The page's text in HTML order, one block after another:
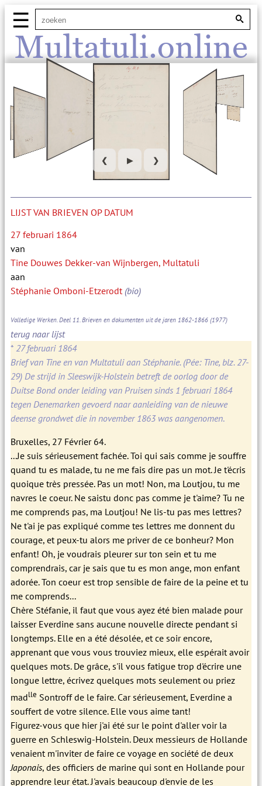
Multatuli.online
☰
❮ ▶ ❯
LIJST VAN BRIEVEN OP DATUM
27 februari 1864
van
Tine Douwes Dekker-van Wijnbergen, Multatuli
aan
Stéphanie Omboni-Etzerodt (bio)
Volledige Werken. Deel 11. Brieven en dokumenten uit de jaren 1862-1866 (1977)
terug naar lijst
* 27 februari 1864
Brief van Tine en van Multatuli aan Stéphanie. (Pée: Tine, blz. 27-
29) De strijd in Sleeswijk-Holstein betreft de oorlog door de
Duitse Bond onder leiding van Pruisen sinds 1 februari 1864
tegen Denemarken gevoerd naar aanleiding van de nieuwe
deense grondwet die in november 1863 was aangenomen.
Bruxelles, 27 Février 64.
...Je suis sérieusement fachée. Toi qui sais comme je souffre
quand tu es malade, tu ne me fais dire pas un mot. Je t'écris
quoique très pressée. Pas un mot! Non, ma Loutjou, tu me
navres le coeur. Ne saistu donc pas comme je t'aime? Tu ne
me comprends pas, ma Loutjou! Ne lis-tu pas mes lettres?
Ne t'ai je pas expliqué comme tes lettres me donnent du
courage, et peux-tu alors me priver de ce bonheur? Mon
enfant! Oh, je voudrais pleurer sur ton sein et tu me
comprendrais, car je sais que tu es mon ange, mon enfant
adorée. Ton coeur est trop sensible de faire de la peine et tu
me comprends...
Chère Stéfanie, il faut que vous ayez été bien malade pour
laisser Everdine sans aucune nouvelle directe pendant si
longtemps. Elle en a été désolée, et ce soir encore,
apprenant que vous vous trouviez mieux, elle espérait avoir
quelques mots. De grâce, s'il vous fatigue trop d'écrire une
longue lettre, écrivez quelques mots seulement ou priez
madlle Sontroff de le faire. Car sérieusement, Everdine a
souffert de votre silence. Elle vous aime tant!
Figurez-vous que hier j'ai été sur le point d'aller voir la
guerre en Schleswig-Holstein. Deux messieurs de Hollande
venaient m'inviter de faire ce voyage en société de deux
Japonais, des officiers de marine qui sont en Hollande pour
apprendre leur état. J'avais beaucoup d'envie de les